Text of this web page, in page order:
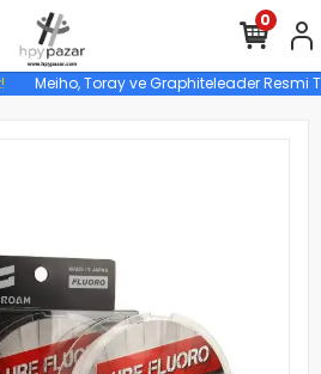
Meiho, Toray ve Graphiteleader Resmi
0